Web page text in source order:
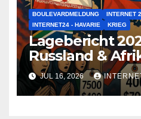
BOULEVARDMELDUNG
INTERNET
INTERNET24 - HAVARIE
KRIEG
Lagebericht
Russland &
JUL 16, 2026